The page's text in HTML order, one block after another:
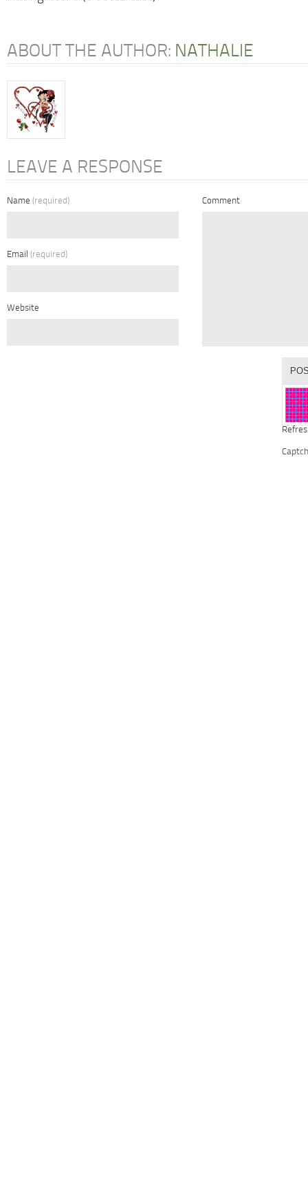
ABOUT THE AUTHOR: NATHALIE
LEAVE A RESPONSE
Name (required)
Email (required)
Website
Comment